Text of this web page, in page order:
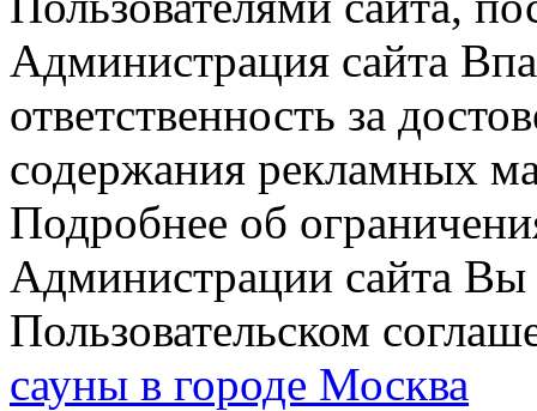
Администрация сайта
ответственность за
содержания рекламных
Подробнее об
Администрации сайта Вы
Пользовательском
сауны в городе Москва